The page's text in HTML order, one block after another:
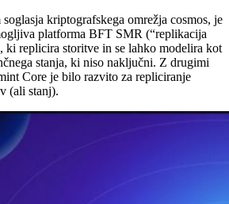
kriptografskega omrežja cosmos, je
platforma BFT SMR (“replikacija
ki replicira storitve in se lahko modelira kot
stanja, ki niso naključni. Z drugimi
Core je bilo razvito za repliciranje
(ali stanj).